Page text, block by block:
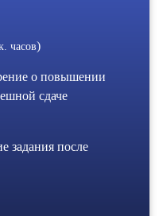
часов)
о повышении
сдаче
задания после